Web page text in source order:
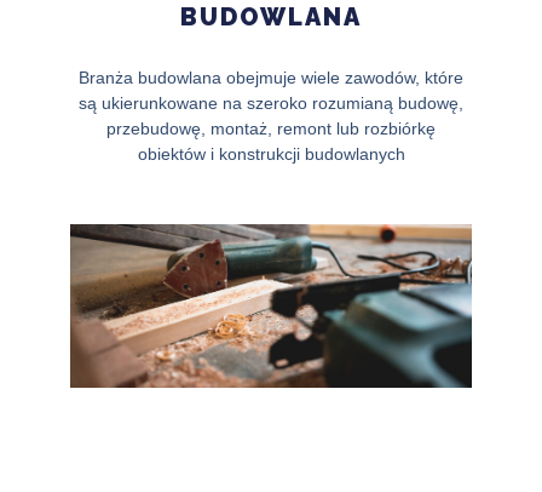
BUDOWLANA
Branża budowlana obejmuje wiele zawodów, które
są ukierunkowane na szeroko rozumianą budowę,
przebudowę, montaż, remont lub rozbiórkę
obiektów i konstrukcji budowlanych